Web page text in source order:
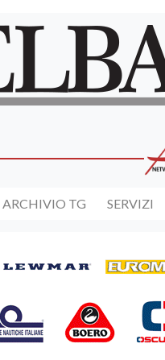
ARCHIVIO TG SERVIZI